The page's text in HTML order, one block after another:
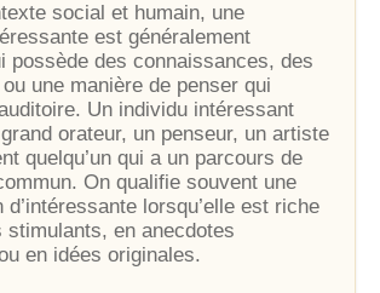
social et humain, une
est généralement
possède des connaissances, des
une manière de penser qui
Un individu intéressant
orateur, un penseur, un artiste
quelqu’un qui a un parcours de
On qualifie souvent une
lorsqu’elle est riche
stimulants, en anecdotes
en idées originales.